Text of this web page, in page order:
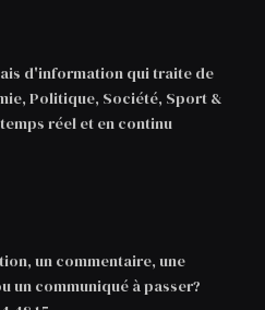
d'information qui traite de
Politique, Société, Sport &
réel et en continu
un commentaire, une
un communiqué à passer?